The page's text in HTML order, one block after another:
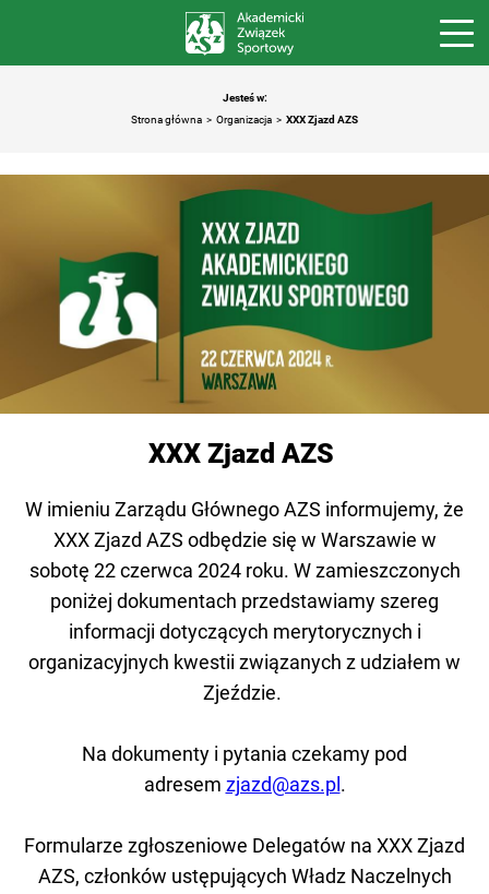
Jesteś w:
Strona główna
Organizacja XXX Zjazd AZS
XXX Zjazd AZS
W imieniu Zarządu Głównego AZS informujemy, że
XXX Zjazd AZS odbędzie się w Warszawie w
sobotę 22 czerwca 2024 roku. W zamieszczonych
poniżej dokumentach przedstawiamy szereg
informacji dotyczących merytorycznych i
organizacyjnych kwestii związanych z udziałem w
Zjeździe.
Na dokumenty i pytania czekamy pod
adresem zjazd@azs.pl .
Formularze zgłoszeniowe Delegatów na XXX Zjazd
AZS, członków ustępujących Władz Naczelnych